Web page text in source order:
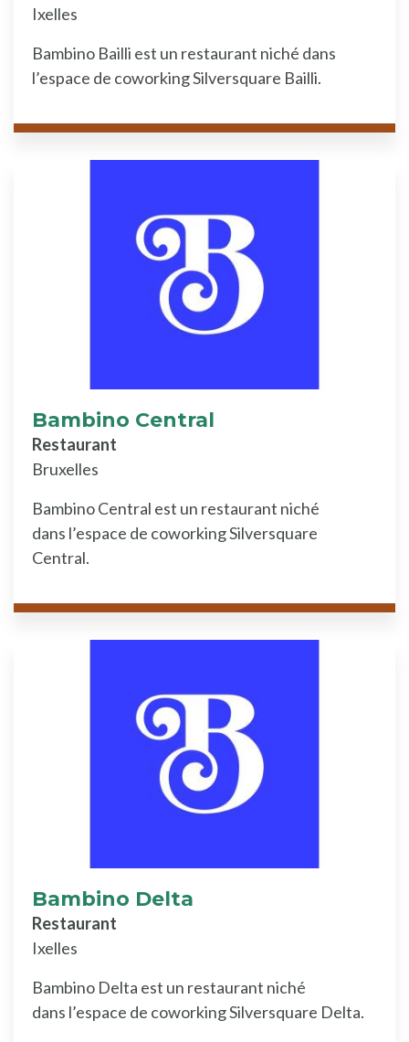
Ixelles
Bambino Bailli est un restaurant niché dans
l’espace de coworking Silversquare Bailli.
Bambino Central
Restaurant
Bruxelles
Bambino Central est un restaurant niché
dans l’espace de coworking Silversquare
Central.
Bambino Delta
Restaurant
Ixelles
Bambino Delta est un restaurant niché
dans l’espace de coworking Silversquare Delta.